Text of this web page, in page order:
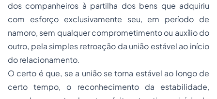
dos companheiros à partilha dos bens que adquiriu
com esforço exclusivamente seu, em período de
namoro, sem qualquer comprometimento ou auxílio do
outro, pela simples retroação da união estável ao início
do relacionamento.
O certo é que, se a união se torna estável ao longo de
certo tempo, o reconhecimento da estabilidade,